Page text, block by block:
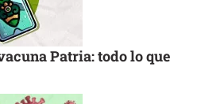
Patria: todo lo que